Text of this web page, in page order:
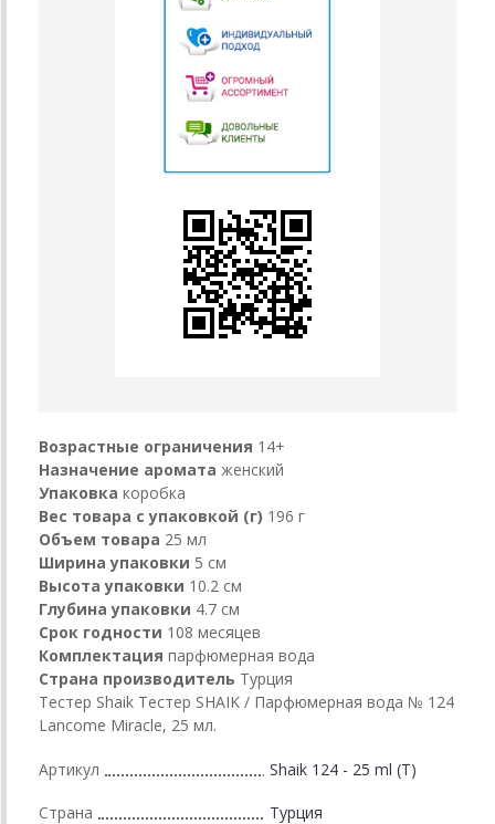
Возрастные ограничения 14+
Назначение аромата женский
Упаковка коробка
Вес товара с упаковкой (г) 196 г
Объем товара 25 мл
Ширина упаковки 5 см
Высота упаковки 10.2 см
Глубина упаковки 4.7 см
Срок годности 108 месяцев
Комплектация парфюмерная вода
Страна производитель Турция
Тестер Shaik Тестер SHAIK / Парфюмерная вода № 124
Lancome Miracle, 25 мл.
Артикул Shaik 124 - 25 ml (T)
Страна Турция